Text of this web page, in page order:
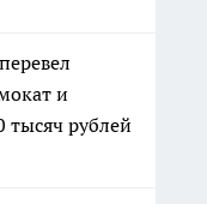
и
тысяч рублей